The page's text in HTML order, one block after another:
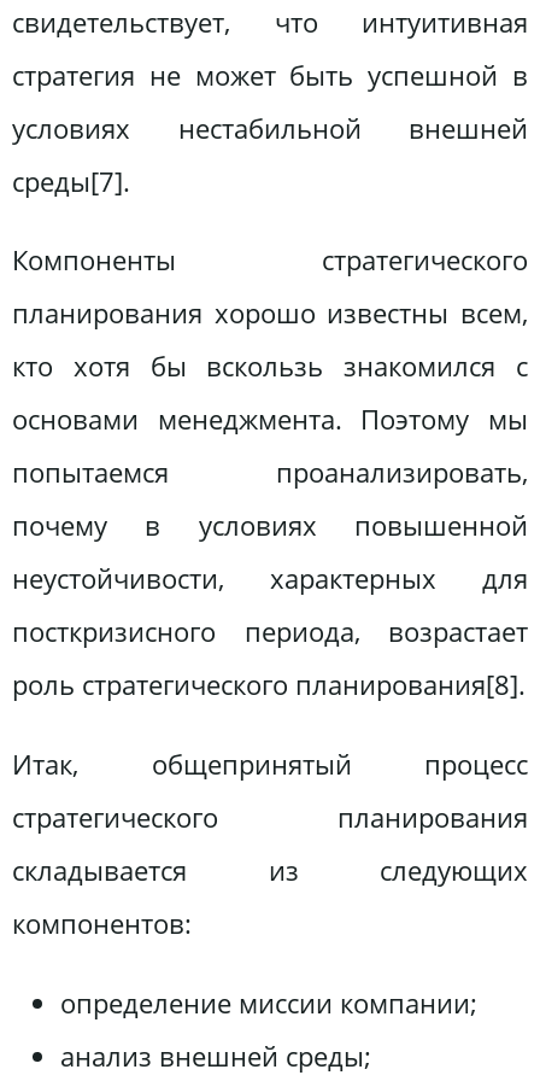
свидетельствует, что интуитивная
стратегия не может быть успешной в
условиях нестабильной внешней
среды[7].
Компоненты стратегического
планирования хорошо известны всем,
кто хотя бы вскользь знакомился с
основами менеджмента. Поэтому мы
попытаемся проанализировать,
почему в условиях повышенной
неустойчивости, характерных для
посткризисного периода, возрастает
роль стратегического планирования[8].
Итак, общепринятый процесс
стратегического планирования
складывается из следующих
компонентов:
определение миссии компании;
анализ внешней среды;